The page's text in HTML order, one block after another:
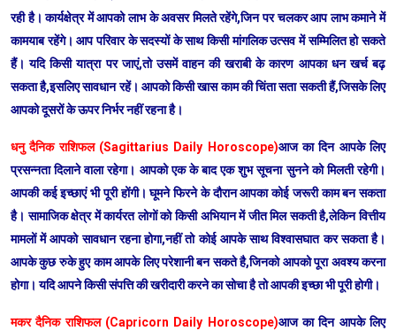
रही है। कार्यक्षेत्र में आपको लाभ के अवसर मिलते रहेंगे,जिन पर चलकर आप लाभ कमाने में
कामयाब रहेंगे। आप परिवार के सदस्यों के साथ किसी मांगलिक उत्सव में सम्मिलित हो सकते
हैं। यदि किसी यात्रा पर जाएं,तो उसमें वाहन की खराबी के कारण आपका धन खर्च बढ़
सकता है,इसलिए सावधान रहें। आपको किसी खास काम की चिंता सता सकती हैं,जिसके लिए
आपको दूसरों के ऊपर निर्भर नहीं रहना है।
धनु दैनिक राशिफल (Sagittarius Daily Horoscope)आज का दिन आपके लिए
प्रसन्नता दिलाने वाला रहेगा। आपको एक के बाद एक शुभ सूचना सुनने को मिलती रहेगी।
आपकी कई इच्छाएं भी पूरी होंगी। घूमने फिरने के दौरान आपका कोई जरूरी काम बन सकता
है। सामाजिक क्षेत्र में कार्यरत लोगों को किसी अभियान में जीत मिल सकती है,लेकिन वित्तीय
मामलों में आपको सावधान रहना होगा,नहीं तो कोई आपके साथ विश्वासघात कर सकता है।
आपके कुछ रुके हुए काम आपके लिए परेशानी बन सकते है,जिनको आपको पूरा अवश्य करना
होगा। यदि आपने किसी संपत्ति की खरीदारी करने का सोचा है तो आपकी इच्छा भी पूरी होगी।
मकर दैनिक राशिफल (Capricorn Daily Horoscope)आज का दिन आपके लिए